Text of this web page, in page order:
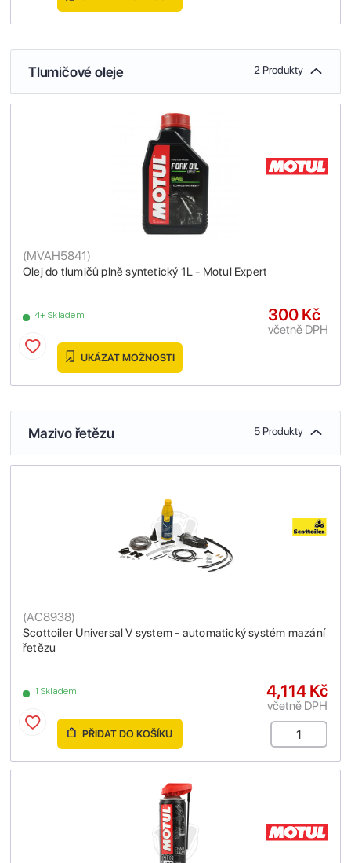
Tlumičové oleje 2 Produkty
Olej do tlumičů plně syntetický 1L - Motul Expert
(MVAH5841)
4+ Skladem 300 Kč
včetně DPH
UKÁZAT MOŽNOSTI
Mazivo řetězu 5 Produkty
Scottoiler Universal V system - automatický systém mazání
řetězu
(AC8938)
1 Skladem 4,114 Kč
včetně DPH
PŘIDAT DO KOŠÍKU